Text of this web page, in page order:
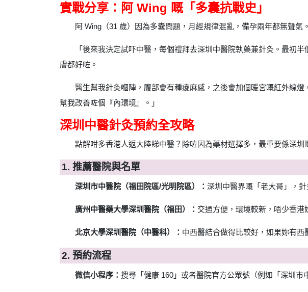
實戰分享：阿 Wing 嘅「多囊抗戰史」
阿 Wing（31 歲）因為多囊問題，月經規律混亂，備孕兩年都無聲
「後來我決定試吓中醫，每個禮拜去深圳中醫院執藥兼針灸。最初
膚都好咗。
醫生幫我針灸嗰陣，腹部會有種痠麻感，之後會加個暖宮嘅紅外線
幫我改善咗個『內環境』。」
深圳中醫針灸預約全攻略
點解咁多香港人返大陸睇中醫？除咗因為藥材選擇多，最重要係深
1. 推薦醫院與名單
深圳市中醫院（福田院區/光明院區）： 深圳中醫界嘅「老大哥」，
廣州中醫藥大學深圳醫院（福田）： 交通方便，環境較新，唔少香港
北京大學深圳醫院（中醫科）： 中西醫結合做得比較好，如果妳有西
2. 預約流程
微信小程序： 搜尋「健康 160」或者醫院官方公眾號（例如「深圳市